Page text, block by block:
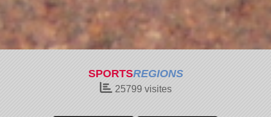
SPORTSREGIONS
25799 visites